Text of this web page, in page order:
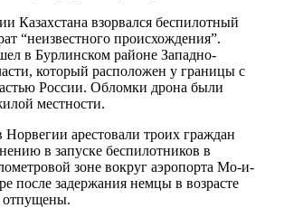
Казахстана взорвался беспилотный
“неизвестного происхождения”.
в Бурлинском районе Западно-
который расположен у границы с
России. Обломки дрона были
местности.
Норвегии арестовали троих граждан
в запуске беспилотников в
зоне вокруг аэропорта Мо-и-
после задержания немцы в возрасте
отпущены.